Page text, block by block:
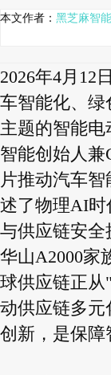
本文作者： 黑芝麻智能
2026年4月12
车智能化、绿
主题的智能
智能创始人
片推动汽车
述了物理AI时
与供应链安全
华山A2000家
球供应链正
动供应链多元
创新，是保障